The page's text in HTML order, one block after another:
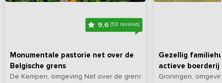
9,6 (59 reviews)
Monumentale pastorie net over de
Belgische grens
De Kempen, omgeving Net over de grens in België
Gezellig
actieve boerderij
Groningen,